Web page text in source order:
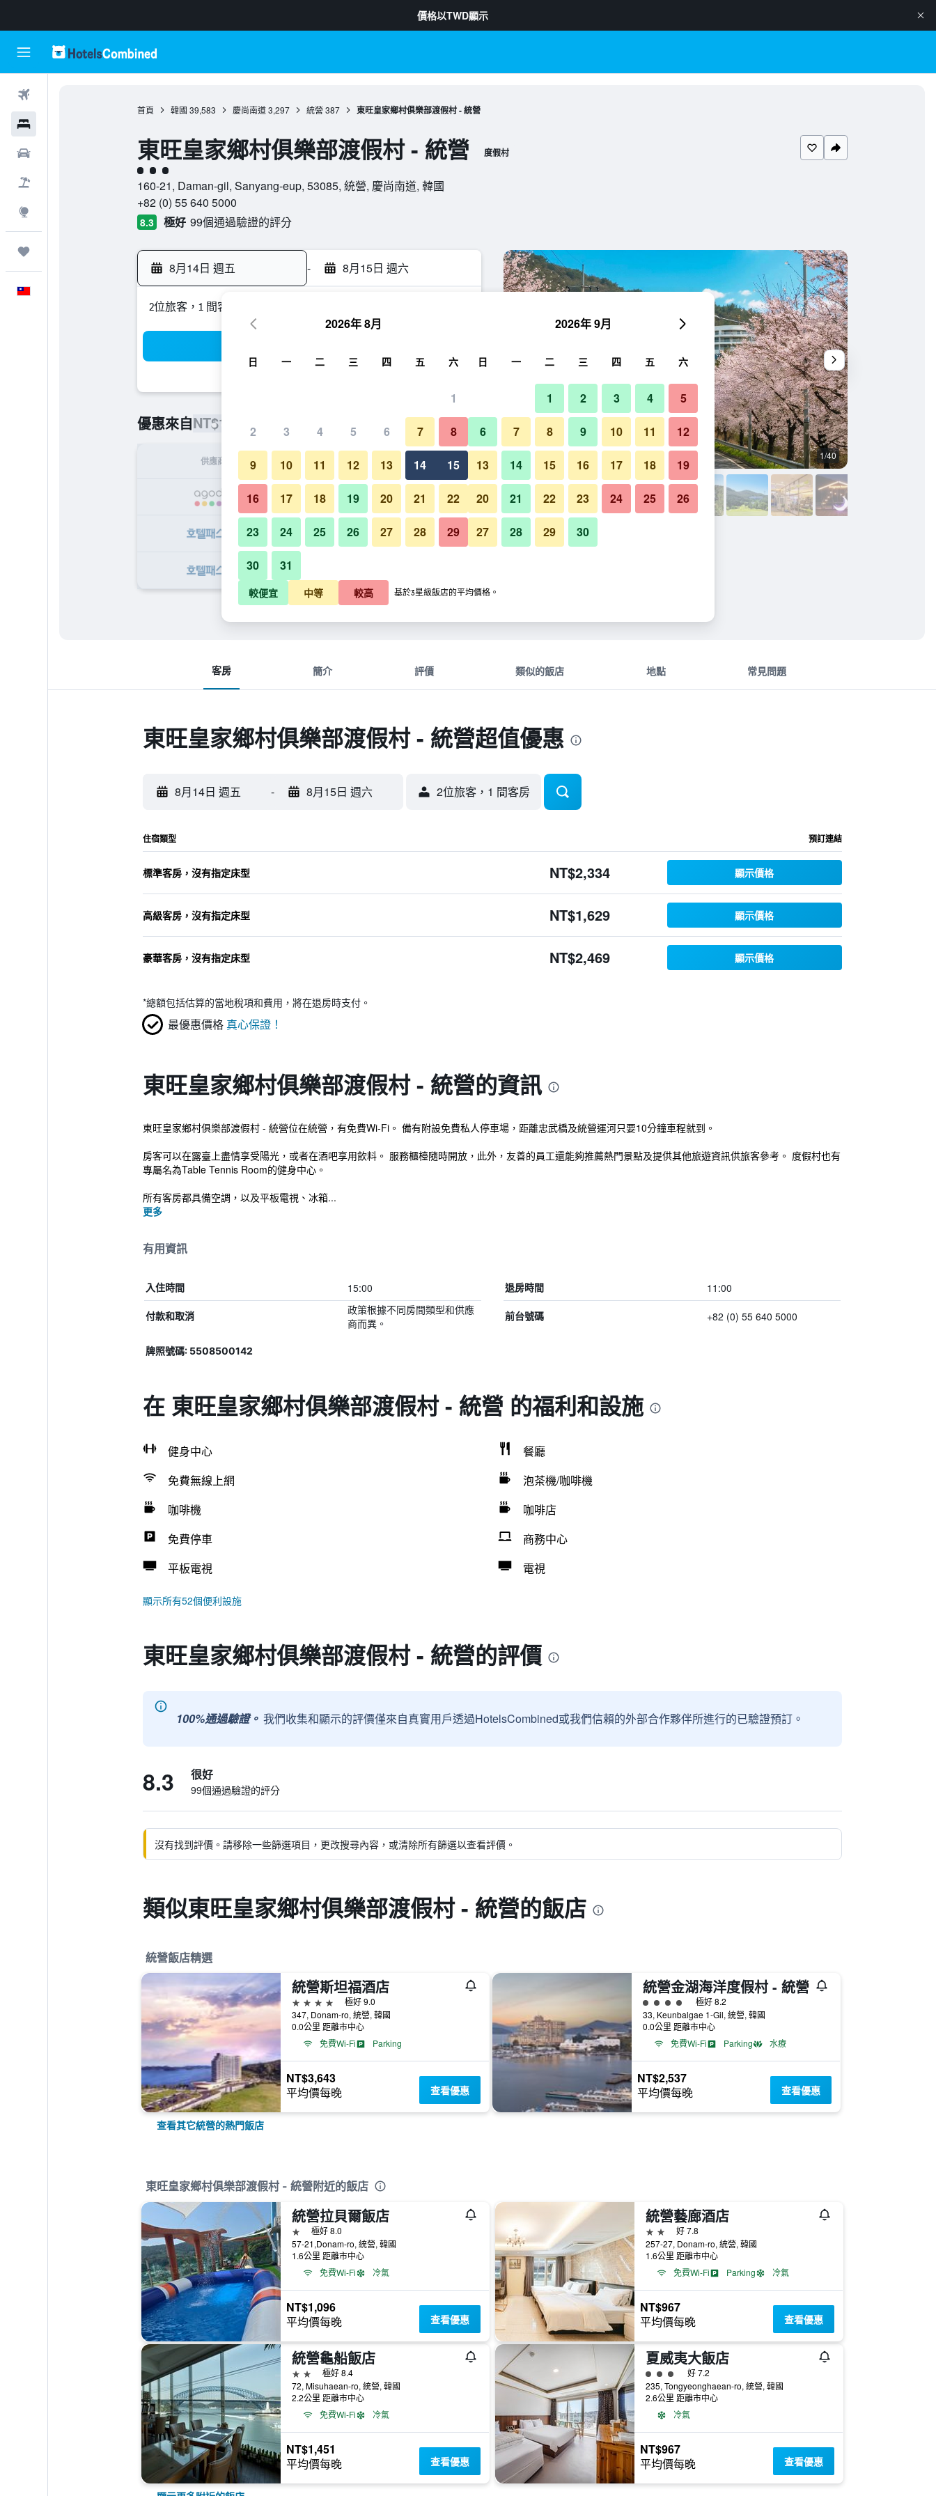
價格以TWD顯示
首頁 韓國 39,583 慶尚南道 3,297 統營 387 東旺皇家鄉村俱樂部渡假村 - 統營
東旺皇家鄉村俱樂部渡假村 - 統營 度假村
3星級評級
160-21, Daman-gil, Sanyang-eup, 53085, 統營, 慶尚南道, 韓國
+82 (0) 55 640 5000
8.3 極好 99個通過驗證的評分
8月14日 週五 - 8月15日 週六
2位旅客，1 間客房
優惠來自NT$1,629
供應商 每晚總額
NT$1,629 查看優惠
NT$2,334 查看優惠
室外景 1/40
東旺皇家鄉村俱樂部渡假村 - 統營的照片
客房 簡介 評價 類似的飯店 地點 常見問題
東旺皇家鄉村俱樂部渡假村 - 統營超值優惠
8月14日 週五 - 8月15日 週六 2位旅客，1 間客房
住宿類型 預訂連結
標準客房，沒有指定床型 NT$2,334 顯示價格
高級客房，沒有指定床型 NT$1,629 顯示價格
豪華客房，沒有指定床型 NT$2,469 顯示價格
*總額包括估算的當地稅項和費用，將在退房時支付。
最優惠價格 真心保證！
東旺皇家鄉村俱樂部渡假村 - 統營的資訊
東旺皇家鄉村俱樂部渡假村 - 統營位在統營，有免費Wi-Fi。 備有附設免費私人停車場，距離忠武橋及統營運河只要10分鐘車程就到。
房客可以在露臺上盡情享受陽光，或者在酒吧享用飲料。 服務櫃檯隨時開放，此外，友善的員工還能夠推薦熱門景點及提供其他旅遊資訊供旅客參考。 度假村也有
專屬名為Table Tennis Room的健身中心。
所有客房都具備空調，以及平板電視、冰箱...
更多
有用資訊
入住時間 15:00 退房時間 11:00
付款和取消
政策根據不同房間類型和供應
商而異。
前台號碼 +82 (0) 55 640 5000
牌照號碼: 5508500142
在 東旺皇家鄉村俱樂部渡假村 - 統營 的福利和設施
健身中心
餐廳
免費無線上網
泡茶機/咖啡機
咖啡機
咖啡店
免費停車
商務中心
平板電視
電視
顯示所有52個便利設施
東旺皇家鄉村俱樂部渡假村 - 統營的評價
100%通過驗證。 我們收集和顯示的評價僅來自真實用戶透過HotelsCombined或我們信賴的外部合作夥伴所進行的已驗證預訂。
8.3 很好
99個通過驗證的評分
沒有找到評價。請移除一些篩選項目，更改搜尋內容，或清除所有篩選以查看評價。
類似東旺皇家鄉村俱樂部渡假村 - 統營的飯店
統營飯店精選
統營斯坦福酒店
4星級
極好 9.0
347, Donam-ro, 統營, 韓國
0.0公里 距離市中心
免費Wi-Fi
Parking
NT$3,643
平均價每晚 查看優惠
統營金湖海洋度假村 - 統營
4星級評級
極好 8.2
33, Keunbalgae 1-Gil, 統營, 韓國
0.0公里 距離市中心
免費Wi-Fi
Parking 水療
NT$2,537
平均價每晚 查看優惠
查看其它統營的熱門飯店
東旺皇家鄉村俱樂部渡假村 - 統營附近的飯店
統營拉貝爾飯店
1星級極好 8.0
57-21,Donam-ro, 統營, 韓國
1.6公里 距離市中心
免費Wi-Fi
冷氣
NT$1,096
平均價每晚 查看優惠
統營藝廊酒店
2星級
好 7.8
257-27, Donam-ro, 統營, 韓國
1.6公里 距離市中心
免費Wi-Fi
Parking 冷氣
NT$967
平均價每晚 查看優惠
統營龜船飯店
2星級
極好 8.4
72, Misuhaean-ro, 統營, 韓國
2.2公里 距離市中心
免費Wi-Fi
冷氣
NT$1,451
平均價每晚 查看優惠
夏威夷大飯店
3星級評級好 7.2
235, Tongyeonghaean-ro, 統營, 韓國
2.6公里 距離市中心
冷氣
NT$967
平均價每晚 查看優惠
2026年 8月
日 一 二 三 四 五 六
1
2 3 4 5 6 7 8
9 10 11 12 13 14 15
16 17 18 19 20 21 22
23 24 25 26 27 28 29
30 31
2026年 9月
日 一 二 三 四 五 六
1 2 3 4 5
6 7 8 9 10 11 12
13 14 15 16 17 18 19
20 21 22 23 24 25 26
27 28 29 30
較便宜 中等 較高 基於3星級飯店的平均價格。